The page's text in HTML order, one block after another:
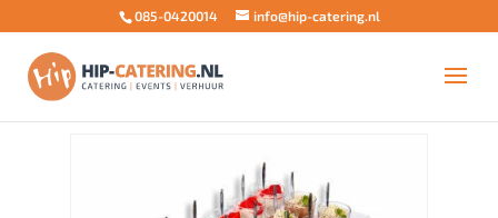
085-0420014 info@hip-catering.nl
Home/Buffet aanvulling